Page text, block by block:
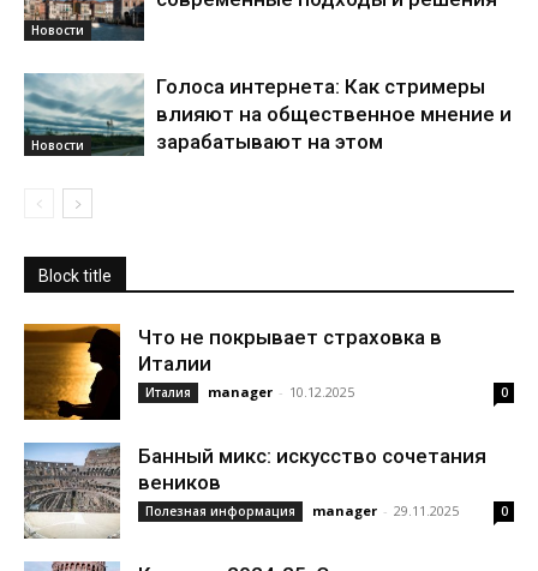
Новости
Новости
Голоса интернета: Как стримеры
влияют на общественное мнение и
зарабатывают на этом
Block title
Что не покрывает страховка в
Италии
Италия manager - 10.12.2025 0
Банный микс: искусство сочетания
веников
Полезная информация manager - 29.11.2025 0